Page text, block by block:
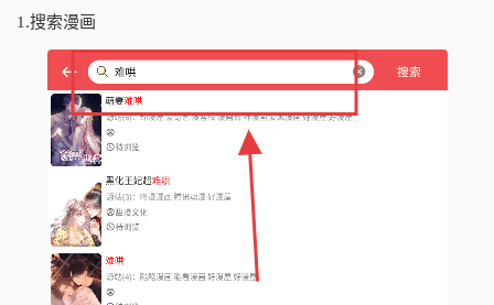
1.搜索漫画